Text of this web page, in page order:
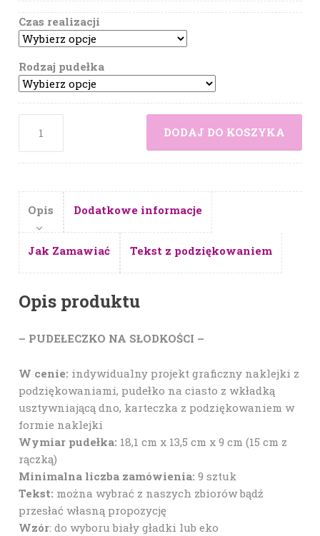
Czas realizacji
Rodzaj pudełka
DODAJ DO KOSZYKA
Opis Dodatkowe informacje
Jak Zamawiać Tekst z podziękowaniem
Opis produktu
– PUDEŁECZKO NA SŁODKOŚCI –
W cenie: indywidualny projekt graficzny naklejki z
podziękowaniami, pudełko na ciasto z wkładką
usztywniającą dno, karteczka z podziękowaniem w
formie naklejki
Wymiar pudełka: 18,1 cm x 13,5 cm x 9 cm (15 cm z
rączką)
Minimalna liczba zamówienia: 9 sztuk
Tekst: można wybrać z naszych zbiorów bądź
przesłać własną propozycję
Wzór: do wyboru biały gładki lub eko